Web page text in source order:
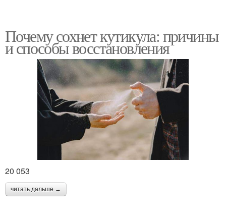
Почему сохнет кутикула: причины
и способы восстановления
20 053
читать дальше →